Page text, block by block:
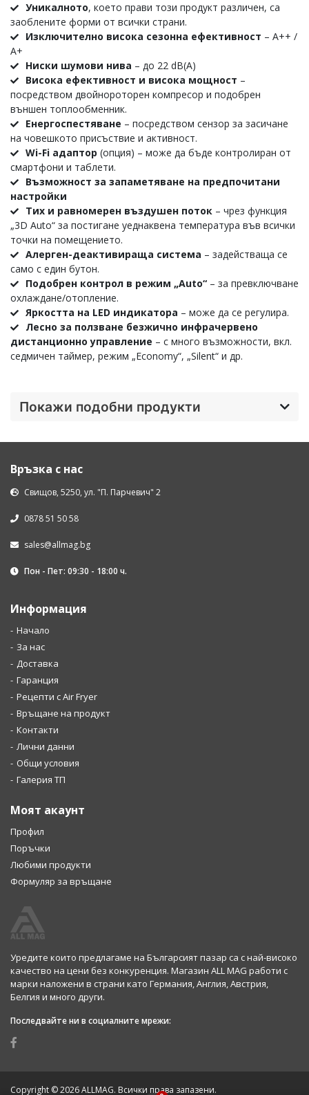
Уникалното, което прави този продукт различен, са
заоблените форми от всички страни.
Изключително висока сезонна ефективност – А++ /
А+
Ниски шумови нива – до 22 dB(A)
Висока ефективност и висока мощност –
посредством двойнороторен компресор и подобрен
външен топлообменник.
Енергоспестяване – посредством сензор за засичане
на човешкото присъствие и активност.
Wi-Fi адаптор (опция) – може да бъде контролиран от
смартфони и таблети.
Възможност за запаметяване на предпочитани
настройки
Тих и равномерен въздушен поток – чрез функция
„3D Auto“ за постигане уеднаквена температура във всички
точки на помещението.
Алерген-деактивираща система – задействаща се
само с един бутон.
Подобрен контрол в режим „Auto“ – за превключване
охлаждане/отопление.
Яркостта на LED индикатора – може да се регулира.
Лесно за ползване безжично инфрачервено
дистанционно управление – с много възможности, вкл.
седмичен таймер, режим „Economy“, „Silent“ и др.
Покажи подобни продукти
Връзка с нас
Свищов, 5250, ул. "П. Парчевич" 2
0878 51 50 58
sales@allmag.bg
Пон - Пет: 09:30 - 18:00 ч.
Информация
Начало
За нас
Доставка
Гаранция
Рецепти с Air Fryer
Връщане на продукт
Контакти
Лични данни
Общи условия
Галерия ТП
Моят акаунт
Профил
Поръчки
Любими продукти
Формуляр за връщане
Уредите които предлагаме на Българсият пазар са с най-високо
качество на цени без конкуренция. Магазин ALL MAG работи с
марки наложени в страни като Германия, Англия, Австрия,
Белгия и много други.
Последвайте ни в социалните мрежи:
Copyright © 2026 ALLMAG. Всички права запазени.